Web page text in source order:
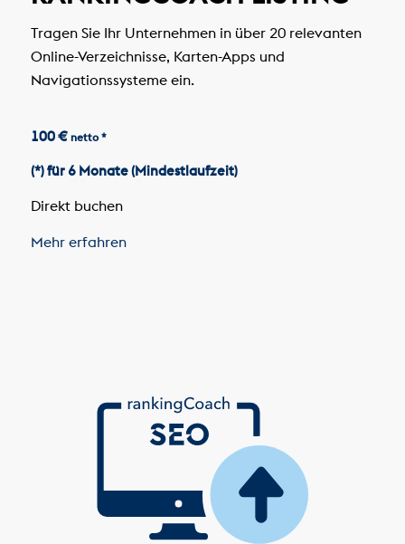
Tragen Sie Ihr Unternehmen in über 20 relevanten
Online-Verzeichnisse, Karten-Apps und
Navigationssysteme ein.
100 € netto *
(*) für 6 Monate (Mindestlaufzeit)
Direkt buchen
Mehr erfahren